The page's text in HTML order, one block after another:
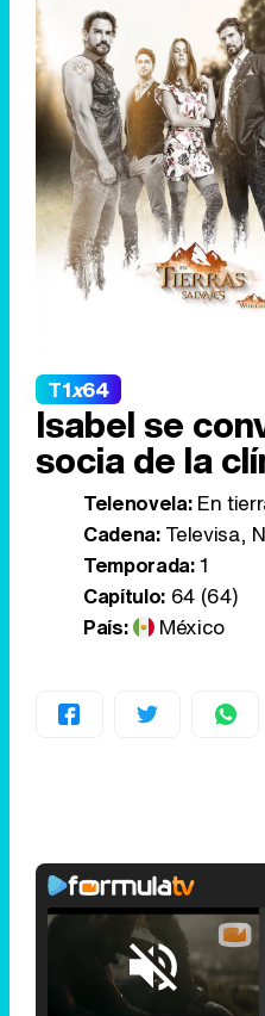
T1x64
Isabel se
socia de la
Telenovela:En
Cadena:Televisa,
Temporada:1
Capítulo:64 (64)
País:
México
Unmute
Loaded:
25.30%